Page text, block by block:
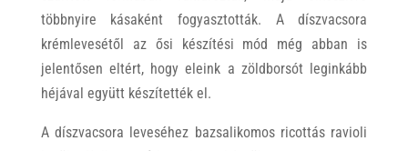
többnyire kásaként fogyasztották. A díszvacsora
krémlevesétől az ősi készítési mód még abban is
jelentősen eltért, hogy eleink a zöldborsót leginkább
héjával együtt készítették el.
A díszvacsora leveséhez bazsalikomos ricottás ravioli